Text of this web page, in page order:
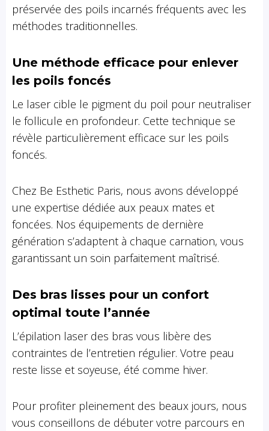
préservée des poils incarnés fréquents avec les
méthodes traditionnelles.
Une méthode efficace pour enlever
les poils foncés
Le laser cible le pigment du poil pour neutraliser
le follicule en profondeur. Cette technique se
révèle particulièrement efficace sur les poils
foncés.
Chez Be Esthetic Paris, nous avons développé
une expertise dédiée aux peaux mates et
foncées. Nos équipements de dernière
génération s’adaptent à chaque carnation, vous
garantissant un soin parfaitement maîtrisé.
Des bras lisses pour un confort
optimal toute l’année
L’épilation laser des bras vous libère des
contraintes de l’entretien régulier. Votre peau
reste lisse et soyeuse, été comme hiver.
Pour profiter pleinement des beaux jours, nous
vous conseillons de débuter votre parcours en